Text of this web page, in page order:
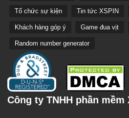
Tổ chức sự kiện Tin tức XSPIN
Khách hàng góp ý Game đua vịt
Random number generator
Công ty TNHH phần mềm